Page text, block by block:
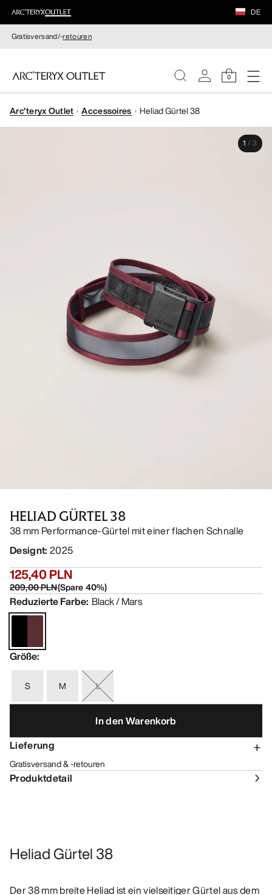
DE
Gratisversand/-retouren
0
DAMEN
Arc'teryx Outlet Accessoires Heliad Gürtel 38
1 / 3
HELIAD GÜRTEL 38
38 mm Performance-Gürtel mit einer flachen Schnalle
Designt: 2025
125,40 PLN
209,00 PLN(Spare40%)
Reduzierte Farbe: Black / Mars
Größe:
S M L
In den Warenkorb
Lieferung
Gratisversand & -retouren
Produktdetail
Heliad Gürtel 38
Der 38 mm breite Heliad ist ein vielseitiger Gürtel aus dem